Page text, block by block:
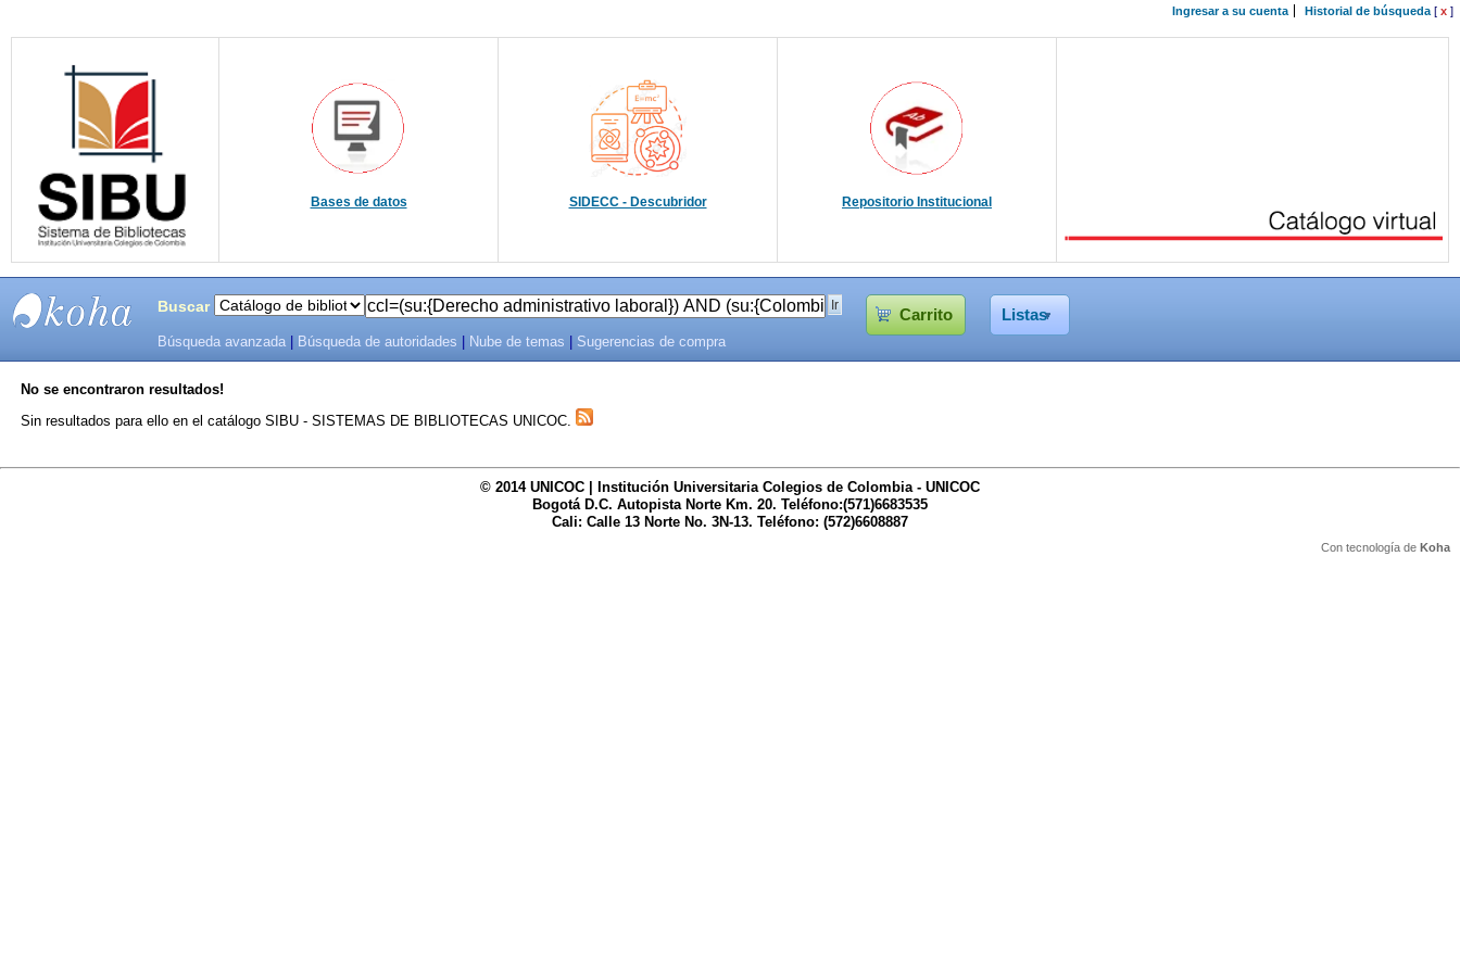
Ingresar a su cuenta Historial de búsqueda[ x ]
Bases de datos SIDECC - Descubridor Repositorio Institucional
SISTEMAS
Buscar Carrito Listas
Búsqueda avanzada Búsqueda de autoridades Nube de temas Sugerencias de compra
No se encontraron resultados!
Sin resultados para ello en el catálogo SIBU - SISTEMAS DE BIBLIOTECAS UNICOC.
© 2014 UNICOC | Institución Universitaria Colegios de Colombia - UNICOC
Bogotá D.C. Autopista Norte Km. 20. Teléfono:(571)6683535
Cali: Calle 13 Norte No. 3N-13. Teléfono: (572)6608887
Con tecnología de Koha